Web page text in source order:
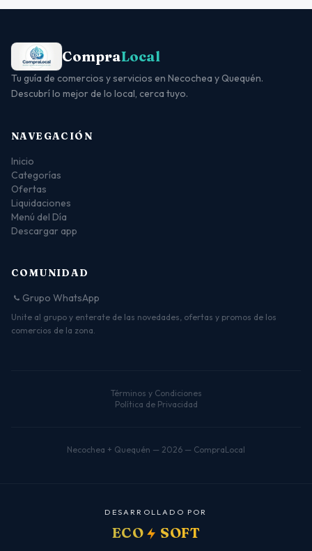
CompraLocal
Tu guía de comercios y servicios en Necochea y Quequén.
Descubrí lo mejor de lo local, cerca tuyo.
NAVEGACIÓN
Inicio
Categorías
Ofertas
Liquidaciones
Menú del Día
Descargar app
COMUNIDAD
Grupo WhatsApp
Unite al grupo y enterate de las novedades, ofertas y promos de los
comercios de la zona.
Términos y Condiciones
Política de Privacidad
Necochea + Quequén — 2026 — CompraLocal
D ESA R R O L LA D O P O R
ECO SOFT